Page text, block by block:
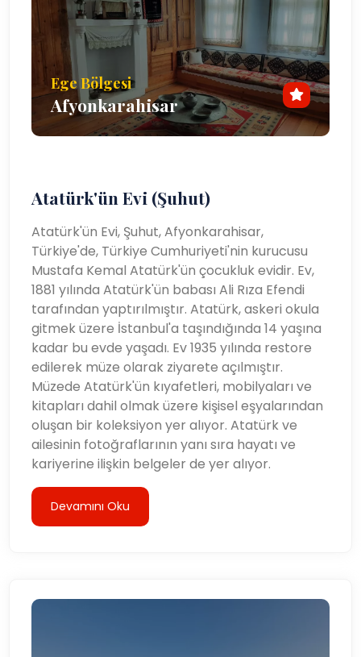
Ege Bölgesi
Afyonkarahisar
Atatürk'ün Evi (Şuhut)
Atatürk'ün Evi, Şuhut, Afyonkarahisar,
Türkiye'de, Türkiye Cumhuriyeti'nin kurucusu
Mustafa Kemal Atatürk'ün çocukluk evidir. Ev,
1881 yılında Atatürk'ün babası Ali Rıza Efendi
tarafından yaptırılmıştır. Atatürk, askeri okula
gitmek üzere İstanbul'a taşındığında 14 yaşına
kadar bu evde yaşadı. Ev 1935 yılında restore
edilerek müze olarak ziyarete açılmıştır.
Müzede Atatürk'ün kıyafetleri, mobilyaları ve
kitapları dahil olmak üzere kişisel eşyalarından
oluşan bir koleksiyon yer alıyor. Atatürk ve
ailesinin fotoğraflarının yanı sıra hayatı ve
kariyerine ilişkin belgeler de yer alıyor.
Devamını Oku